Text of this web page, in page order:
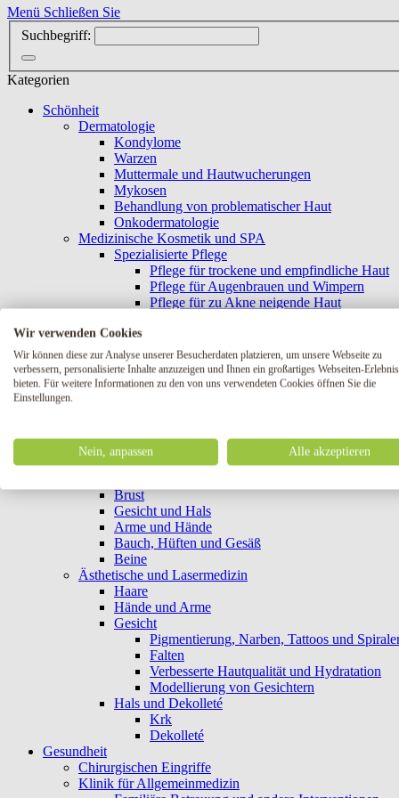
Menü Schließen Sie
Suchbegriff:
Kategorien
Schönheit
Dermatologie
Kondylome
Warzen
Muttermale und Hautwucherungen
Mykosen
Behandlung von problematischer Haut
Onkodermatologie
Medizinische Kosmetik und SPA
Spezialisierte Pflege
Pflege für trockene und empfindliche Haut
Pflege für Augenbrauen und Wimpern
Pflege für zu Akne neigende Haut
Körperpflege und Massage
Alternde Haut
Luxuriöse Behandlungen für alternde Haut
Plastische Chirurgie
Intime Skulptur
Brust
Gesicht und Hals
Arme und Hände
Bauch, Hüften und Gesäß
Beine
Ästhetische und Lasermedizin
Haare
Hände und Arme
Gesicht
Pigmentierung, Narben, Tattoos und
Falten
Verbesserte Hautqualität und Hydratation
Modellierung von Gesichtern
Hals und Dekolleté
Krk
Dekolleté
Gesundheit
Chirurgischen Eingriffe
Klinik für Allgemeinmedizin
Wir verwenden Cookies
Wir können diese zur Analyse unserer Besucherdaten platzieren, um unsere Webseite zu
verbessern, personalisierte Inhalte anzuzeigen und Ihnen ein großartiges Webseiten-
bieten. Für weitere Informationen zu den von uns verwendeten Cookies öffnen Sie die
Einstellungen.
Nein, anpassen Alle akzeptieren